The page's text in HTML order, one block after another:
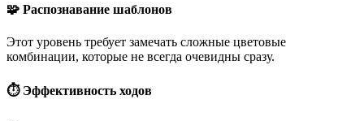
🧩 Распознавание шаблонов
Этот уровень требует замечать сложные цветовые
комбинации, которые не всегда очевидны сразу.
⏱️ Эффективность ходов